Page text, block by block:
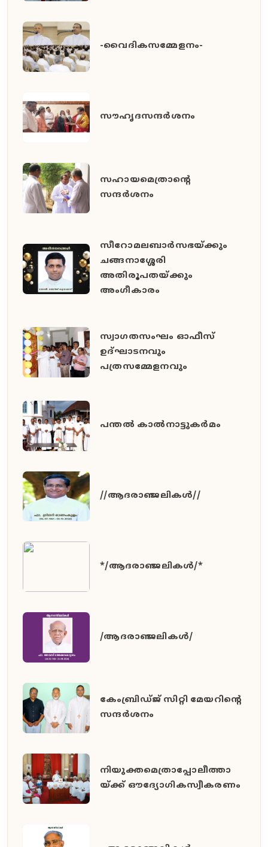
-വൈദികസമ്മേളനം-
സൗഹൃദസന്ദർശനം
സഹായമെത്രാന്റെ
സന്ദർശനം
സീറോമലബാർസഭയ്ക്കും
ചങ്ങനാശ്ശേരി
അതിരൂപതയ്ക്കും
അംഗീകാരം
സ്വാഗതസംഘം ഓഫീസ്
ഉദ്ഘാടനവും
പത്രസമ്മേളനവും
പന്തൽ കാൽനാട്ടുകർമം
//ആദരാഞ്ജലികൾ//
*/ആദരാഞ്ജലികൾ/*
/ആദരാഞ്ജലികൾ/
കേംബ്രിഡ്ജ് സിറ്റി മേയറിൻ്റെ
സന്ദർശനം
നിയുക്തമെത്രാപ്പോലീത്താ
യ്ക്ക് ഔദ്യോഗികസ്വീകരണം